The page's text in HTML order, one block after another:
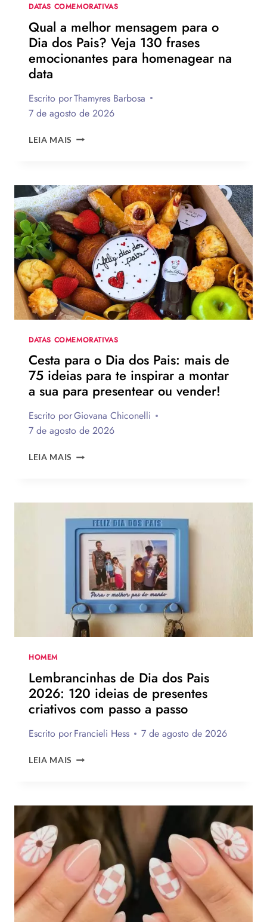
DATAS COMEMORATIVAS
Qual a melhor mensagem para o
Dia dos Pais? Veja 130 frases
emocionantes para homenagear na
data
Escrito porThamyres Barbosa
7 de agosto de 2026
LEIA MAIS QUAL
PARA
O
DIA
DOS
PAIS?
VEJA
130
FRASES
EMOCIONANTES
PARA
HOMENAGEAR
DATA
DATAS COMEMORATIVAS
Cesta para o Dia dos Pais: mais de
75 ideias para te inspirar a montar
a sua para presentear ou vender!
Escrito porGiovana Chiconelli
7 de agosto de 2026
LEIA MAIS CESTA
DOS
PAIS:
MAIS
IDEIAS
INSPIRAR
A
MONTAR
PRESENTEAR
OU
VENDER!
HOMEM
Lembrancinhas de Dia dos Pais
2026: 120 ideias de presentes
criativos com passo a passo
Escrito porFrancieli Hess 7 de agosto de 2026
LEIA MAIS LEMBRANCINHAS
PAIS
2026:
IDEIAS
DE
PRESENTES
CRIATIVOS
COM
PASSO
A